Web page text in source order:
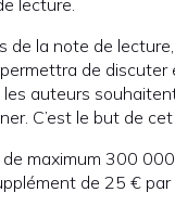
lecture.
de la note de
de
auteurs
C’est le but de
maximum 300
de 25 €